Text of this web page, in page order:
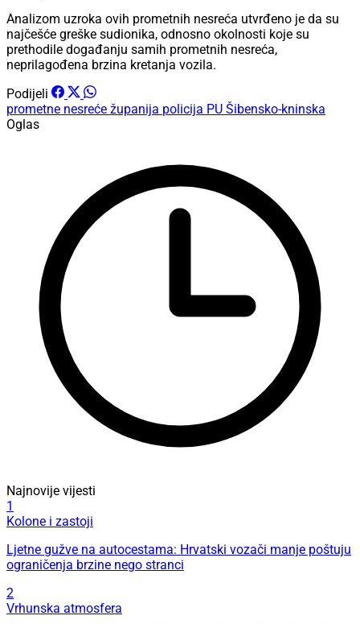
Analizom uzroka ovih prometnih nesreća utvrđeno je da su
najčešće greške sudionika, odnosno okolnosti koje su
prethodile događanju samih prometnih nesreća,
neprilagođena brzina kretanja vozila.
Podijeli
prometne nesreće županija policija PU Šibensko-kninska
Oglas
Najnovije vijesti
1
Kolone i zastoji
Ljetne gužve na autocestama: Hrvatski vozači manje poštuju
ograničenja brzine nego stranci
2
Vrhunska atmosfera